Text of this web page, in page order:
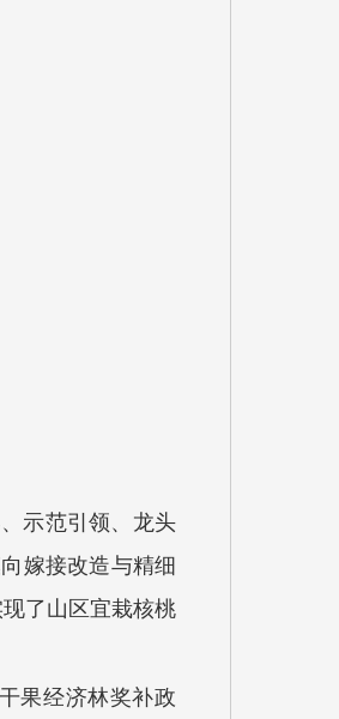
示范引领、龙头
嫁接改造与精细
了山区宜栽核桃
果经济林奖补政